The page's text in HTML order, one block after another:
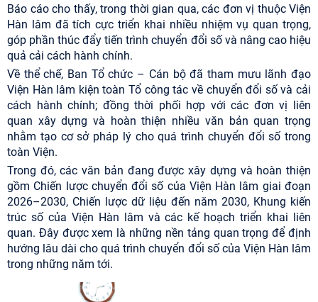
Báo cáo cho thấy, trong thời gian qua, các đơn vị thuộc Viện
Hàn lâm đã tích cực triển khai nhiều nhiệm vụ quan trọng,
góp phần thúc đẩy tiến trình chuyển đổi số và nâng cao hiệu
quả cải cách hành chính.
Về thể chế, Ban Tổ chức – Cán bộ đã tham mưu lãnh đạo
Viện Hàn lâm kiện toàn Tổ công tác về chuyển đổi số và cải
cách hành chính; đồng thời phối hợp với các đơn vị liên
quan xây dựng và hoàn thiện nhiều văn bản quan trọng
nhằm tạo cơ sở pháp lý cho quá trình chuyển đổi số trong
toàn Viện.
Trong đó, các văn bản đang được xây dựng và hoàn thiện
gồm Chiến lược chuyển đổi số của Viện Hàn lâm giai đoạn
2026–2030, Chiến lược dữ liệu đến năm 2030, Khung kiến
trúc số của Viện Hàn lâm và các kế hoạch triển khai liên
quan. Đây được xem là những nền tảng quan trọng để định
hướng lâu dài cho quá trình chuyển đổi số của Viện Hàn lâm
trong những năm tới.